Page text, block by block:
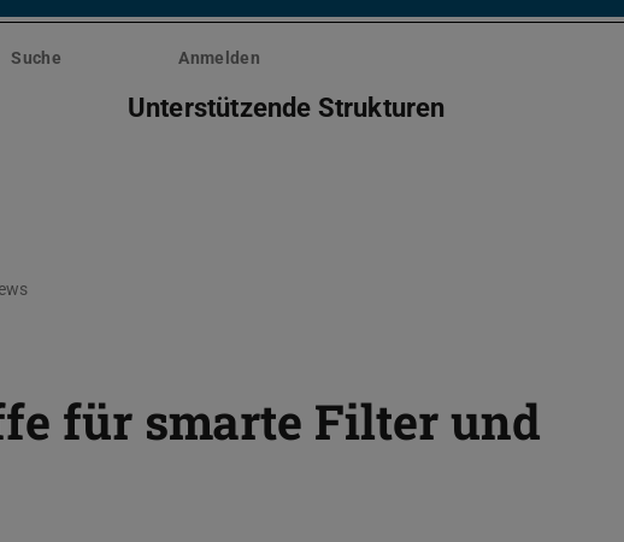
Suche Anmelden
Unterstützende Strukturen
für smarte Filter und